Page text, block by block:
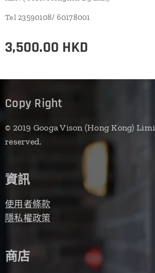
Tel 23590108/ 60178001
3,500.00 HKD
Copy Right
© 2019 Googa Vison (Hong Kong)
reserved.
資訊
使用者條款
隱私權政策
商店